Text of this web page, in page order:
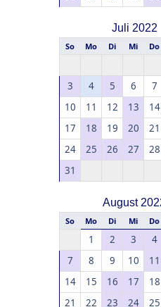
Juli 2022
So Mo Di Mi Do
3
4 5 6 7
10
11 12 13 14
17
18 19 20 21
24
25 26 27 28
31
August
So Mo Di Mi Do
1 2 3 4
7
8 9 10 11
14
15 16 17 18
21
22 23 24 25